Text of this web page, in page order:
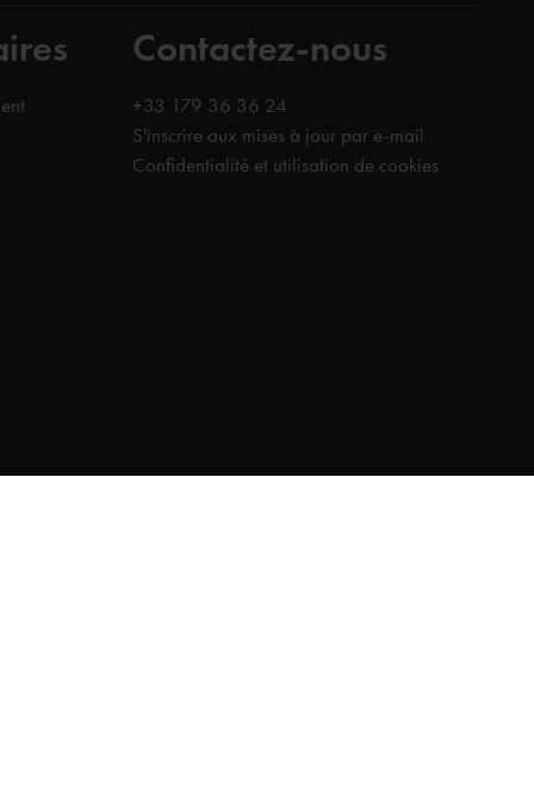
Contactez-nous
+33 179 36 36 24
S'inscrire aux mises à jour par e-mail
Confidentialité et utilisation de cookies